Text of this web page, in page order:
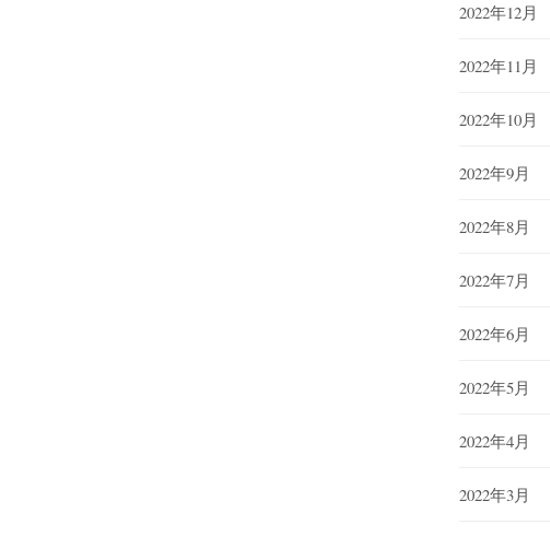
2022年12月
2022年11月
2022年10月
2022年9月
2022年8月
2022年7月
2022年6月
2022年5月
2022年4月
2022年3月